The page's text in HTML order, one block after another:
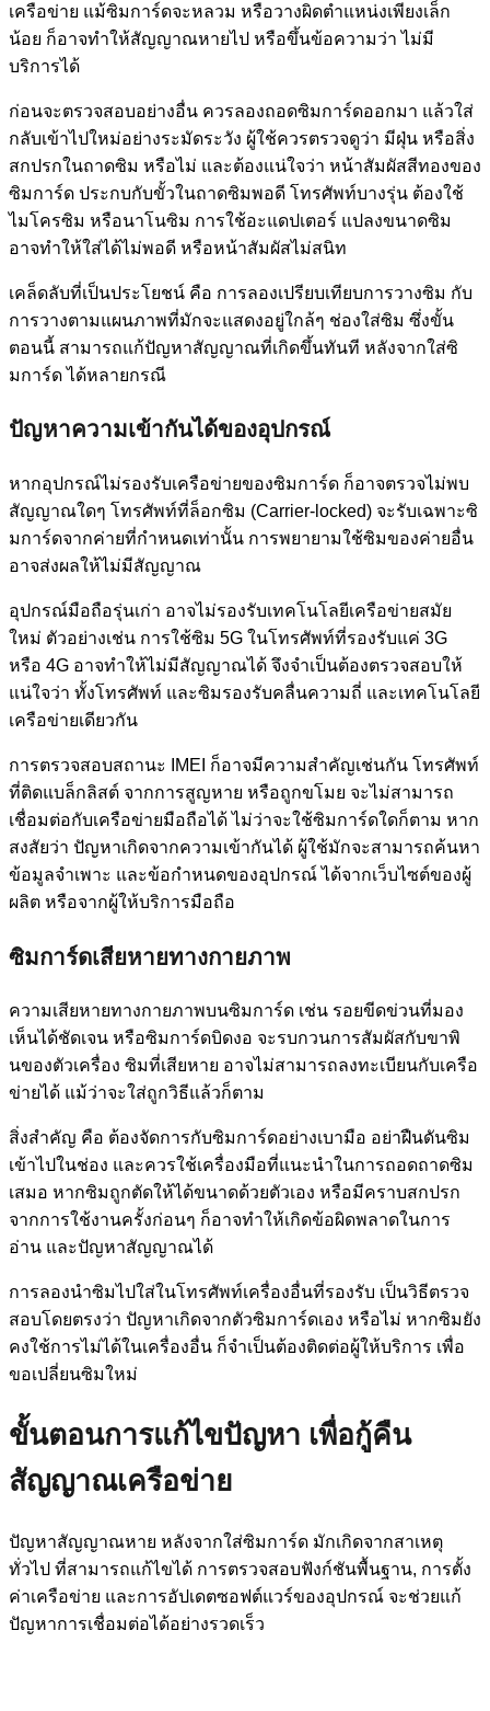
เครือข่าย แม้ซิมการ์ดจะหลวม หรือวางผิดตำแหน่งเพียงเล็ก
น้อย ก็อาจทำให้สัญญาณหายไป หรือขึ้นข้อความว่า ไม่มี
บริการได้
ก่อนจะตรวจสอบอย่างอื่น ควรลองถอดซิมการ์ดออกมา แล้วใส่
กลับเข้าไปใหม่อย่างระมัดระวัง ผู้ใช้ควรตรวจดูว่า มีฝุ่น หรือสิ่ง
สกปรกในถาดซิม หรือไม่ และต้องแน่ใจว่า หน้าสัมผัสสีทองของ
ซิมการ์ด ประกบกับขั้วในถาดซิมพอดี โทรศัพท์บางรุ่น ต้องใช้
ไมโครซิม หรือนาโนซิม การใช้อะแดปเตอร์ แปลงขนาดซิม
อาจทำให้ใส่ได้ไม่พอดี หรือหน้าสัมผัสไม่สนิท
เคล็ดลับที่เป็นประโยชน์ คือ การลองเปรียบเทียบการวางซิม กับ
การวางตามแผนภาพที่มักจะแสดงอยู่ใกล้ๆ ช่องใส่ซิม ซึ่งขั้น
ตอนนี้ สามารถแก้ปัญหาสัญญาณที่เกิดขึ้นทันที หลังจากใส่ซิ
มการ์ด ได้หลายกรณี
ปัญหาความเข้ากันได้ของอุปกรณ์
หากอุปกรณ์ไม่รองรับเครือข่ายของซิมการ์ด ก็อาจตรวจไม่พบ
สัญญาณใดๆ โทรศัพท์ที่ล็อกซิม (Carrier-locked) จะรับเฉพาะซิ
มการ์ดจากค่ายที่กำหนดเท่านั้น การพยายามใช้ซิมของค่ายอื่น
อาจส่งผลให้ไม่มีสัญญาณ
อุปกรณ์มือถือรุ่นเก่า อาจไม่รองรับเทคโนโลยีเครือข่ายสมัย
ใหม่ ตัวอย่างเช่น การใช้ซิม 5G ในโทรศัพท์ที่รองรับแค่ 3G
หรือ 4G อาจทำให้ไม่มีสัญญาณได้ จึงจำเป็นต้องตรวจสอบให้
แน่ใจว่า ทั้งโทรศัพท์ และซิมรองรับคลื่นความถี่ และเทคโนโลยี
เครือข่ายเดียวกัน
การตรวจสอบสถานะ IMEI ก็อาจมีความสำคัญเช่นกัน โทรศัพท์
ที่ติดแบล็กลิสต์ จากการสูญหาย หรือถูกขโมย จะไม่สามารถ
เชื่อมต่อกับเครือข่ายมือถือได้ ไม่ว่าจะใช้ซิมการ์ดใดก็ตาม หาก
สงสัยว่า ปัญหาเกิดจากความเข้ากันได้ ผู้ใช้มักจะสามารถค้นหา
ข้อมูลจำเพาะ และข้อกำหนดของอุปกรณ์ ได้จากเว็บไซต์ของผู้
ผลิต หรือจากผู้ให้บริการมือถือ
ซิมการ์ดเสียหายทางกายภาพ
ความเสียหายทางกายภาพบนซิมการ์ด เช่น รอยขีดข่วนที่มอง
เห็นได้ชัดเจน หรือซิมการ์ดบิดงอ จะรบกวนการสัมผัสกับขาพิ
นของตัวเครื่อง ซิมที่เสียหาย อาจไม่สามารถลงทะเบียนกับเครือ
ข่ายได้ แม้ว่าจะใส่ถูกวิธีแล้วก็ตาม
สิ่งสำคัญ คือ ต้องจัดการกับซิมการ์ดอย่างเบามือ อย่าฝืนดันซิม
เข้าไปในช่อง และควรใช้เครื่องมือที่แนะนำในการถอดถาดซิม
เสมอ หากซิมถูกตัดให้ได้ขนาดด้วยตัวเอง หรือมีคราบสกปรก
จากการใช้งานครั้งก่อนๆ ก็อาจทำให้เกิดข้อผิดพลาดในการ
อ่าน และปัญหาสัญญาณได้
การลองนำซิมไปใส่ในโทรศัพท์เครื่องอื่นที่รองรับ เป็นวิธีตรวจ
สอบโดยตรงว่า ปัญหาเกิดจากตัวซิมการ์ดเอง หรือไม่ หากซิมยัง
คงใช้การไม่ได้ในเครื่องอื่น ก็จำเป็นต้องติดต่อผู้ให้บริการ เพื่อ
ขอเปลี่ยนซิมใหม่
ขั้นตอนการแก้ไขปัญหา เพื่อกู้คืน
สัญญาณเครือข่าย
ปัญหาสัญญาณหาย หลังจากใส่ซิมการ์ด มักเกิดจากสาเหตุ
ทั่วไป ที่สามารถแก้ไขได้ การตรวจสอบฟังก์ชันพื้นฐาน, การตั้ง
ค่าเครือข่าย และการอัปเดตซอฟต์แวร์ของอุปกรณ์ จะช่วยแก้
ปัญหาการเชื่อมต่อได้อย่างรวดเร็ว